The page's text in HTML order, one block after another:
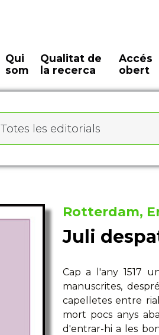
Qui
som
Qualitat de
la recerca
Accés
obert
Totes les editorials
Rotterdam,
Juli
Cap a l'any 1517
manuscrites,
capelletes entre
mort pocs anys
d'entrar-hi a les